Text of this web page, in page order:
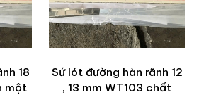
18
một
Sứ lót đường hàn rãnh 12
, 13 mm WT103 chất